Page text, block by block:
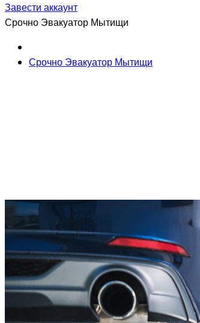
Завести аккаунт
Срочно Эвакуатор Мытищи
Срочно Эвакуатор Мытищи